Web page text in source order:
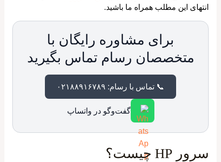
انتهای این مطلب همراه ما باشید.
برای مشاوره رایگان با
متخصصان رسام تماس بگیرید
📞 تماس با رسام: ۰۲۱۸۸۹۱۶۷۸۹
گفت‌وگو در واتساپ
سرور HP چیست؟